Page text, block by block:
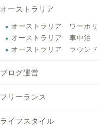
オーストラリア
オーストラリア ワーホリ
オーストラリア 車中泊
オーストラリア ラウンド
ブログ運営
フリーランス
ライフスタイル